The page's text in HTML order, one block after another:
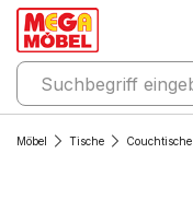
Möbel Tische Couchtische